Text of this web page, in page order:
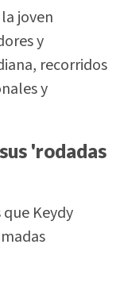
joven
y
recorridos
y
'rodadas
Keydy